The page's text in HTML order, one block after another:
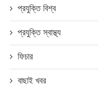
প্রযুক্তি বিশ্ব
প্রযুক্তি স্বাস্থ্য
ফিচার
বাছাই খবর